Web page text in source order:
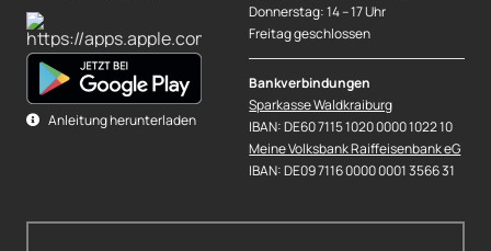
Anleitung herunterladen
Donnerstag: 14 – 17 Uhr
Freitag geschlossen
Bankverbindungen
Sparkasse Waldkraiburg
IBAN: DE60 7115 1020 0000 1022 10
Meine Volksbank Raiffeisenbank eG
IBAN: DE09 7116 0000 0001 3566 31